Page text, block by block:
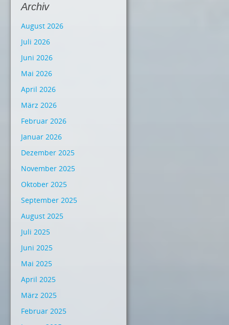
Archiv
August 2026
Juli 2026
Juni 2026
Mai 2026
April 2026
März 2026
Februar 2026
Januar 2026
Dezember 2025
November 2025
Oktober 2025
September 2025
August 2025
Juli 2025
Juni 2025
Mai 2025
April 2025
März 2025
Februar 2025